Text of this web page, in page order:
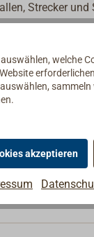
Strecker
auswählen, welche
akzeptieren